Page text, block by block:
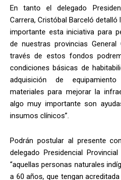
En tanto el delegado
Carrera, Cristóbal Barceló detalló
importante esta iniciativa para
de nuestras provincias
través de estos fondos
condiciones básicas de
adquisición de
materiales para mejorar la
algo muy importante son
insumos clínicos”.
Podrán postular al presente
delegado Presidencial
“aquellas personas naturales
a 60 años, que tengan